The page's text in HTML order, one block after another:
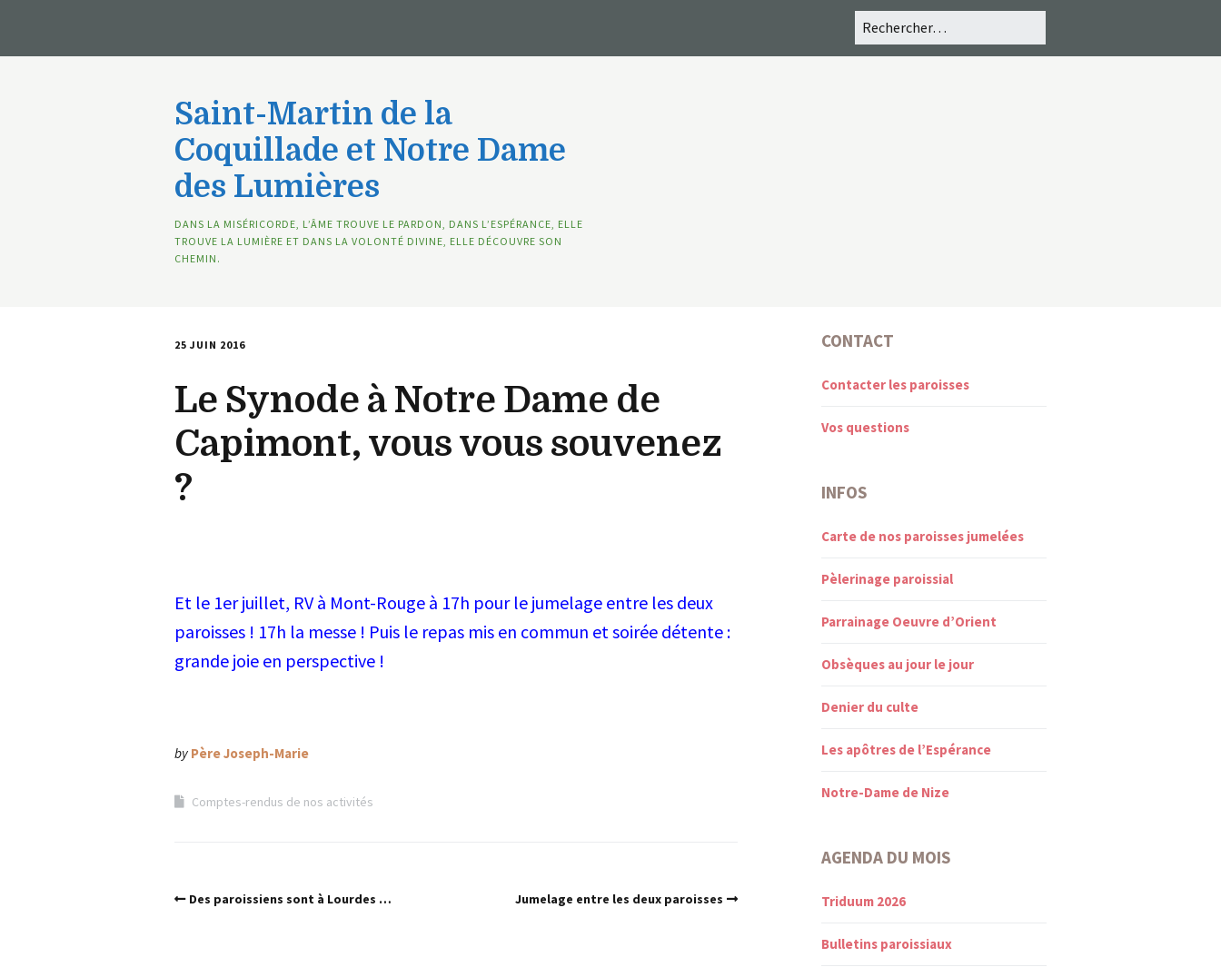
Saint-Martin de la
Coquillade et Notre Dame
des Lumières
DANS LA MISÉRICORDE, L’ÂME TROUVE LE PARDON, DANS L’ESPÉRANCE, ELLE
TROUVE LA LUMIÈRE ET DANS LA VOLONTÉ DIVINE, ELLE DÉCOUVRE SON
CHEMIN.
25 JUIN 2016
Le Synode à Notre Dame de
Capimont, vous vous souvenez
?
Et le 1er juillet, RV à Mont-Rouge à 17h pour le jumelage entre les deux
paroisses ! 17h la messe ! Puis le repas mis en commun et soirée détente :
grande joie en perspective !
by Père Joseph-Marie
Comptes-rendus de nos activités
Des paroissiens sont à Lourdes … Jumelage entre les deux paroisses
CONTACT
Contacter les paroisses
Vos questions
INFOS
Carte de nos paroisses jumelées
Pèlerinage paroissial
Parrainage Oeuvre d’Orient
Obsèques au jour le jour
Denier du culte
Les apôtres de l’Espérance
Notre-Dame de Nize
AGENDA DU MOIS
Triduum 2026
Bulletins paroissiaux